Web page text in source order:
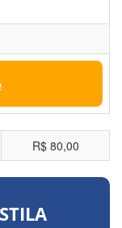
R$ 80,00